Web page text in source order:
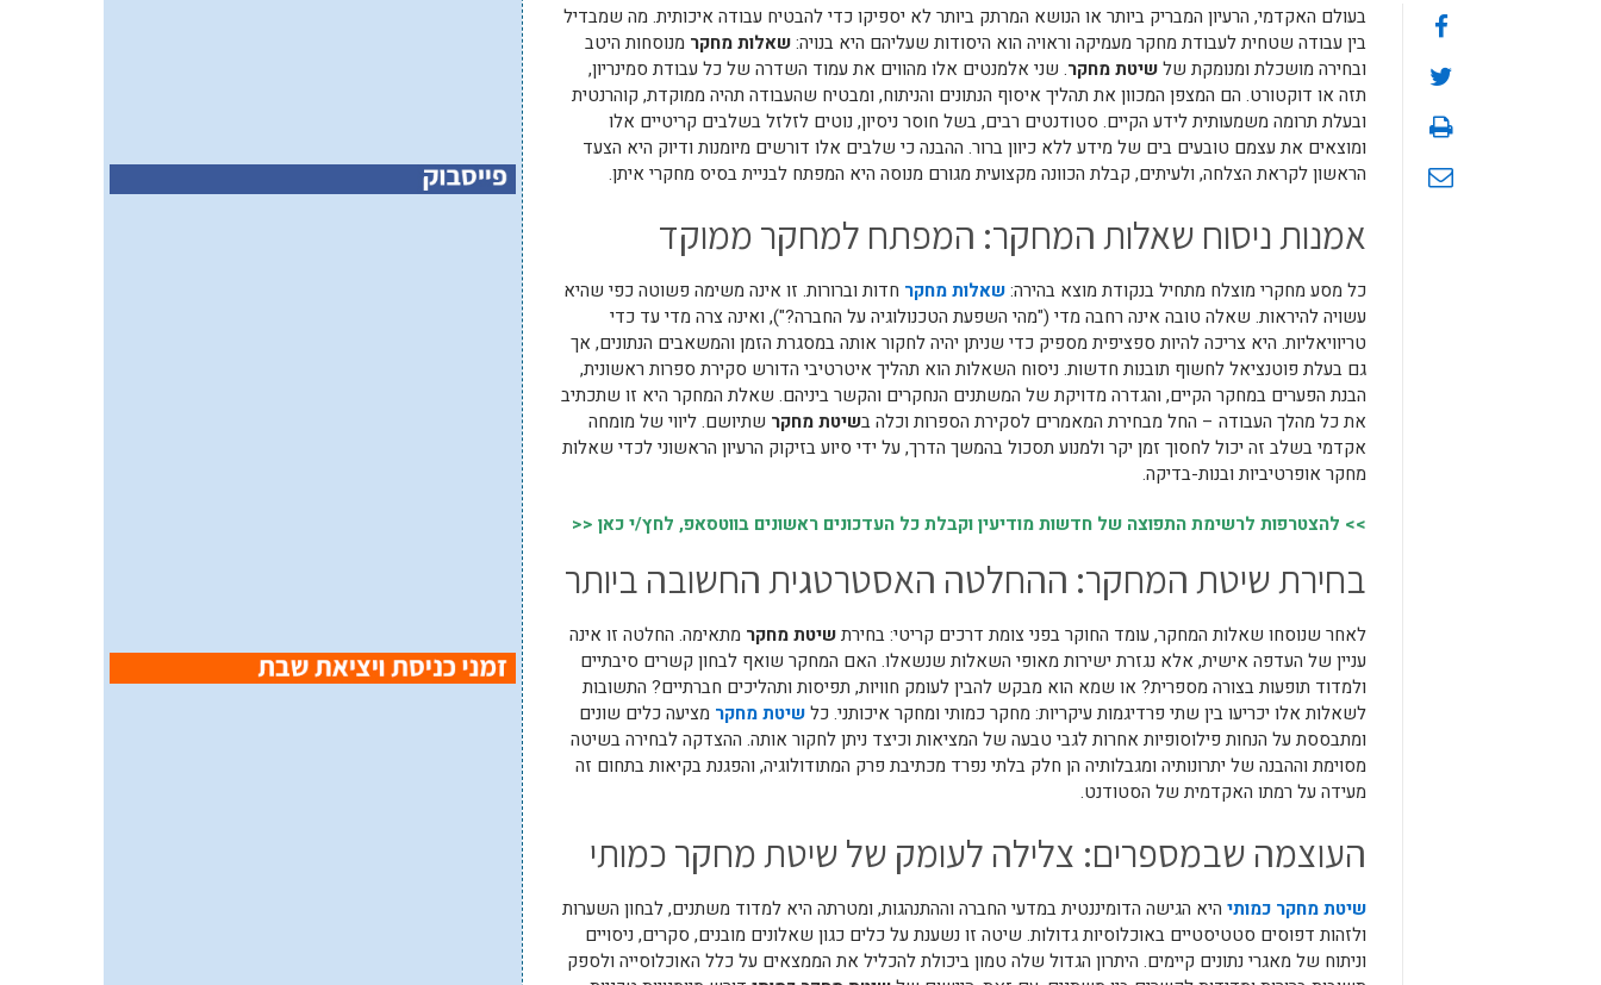
בעולם האקדמי, הרעיון המבריק ביותר או הנושא המרתק ביותר לא יספיקו כדי להבטיח עבודה איכותית. מה שמבדיל
בין עבודה שטחית לעבודת מחקר מעמיקה וראויה הוא היסודות שעליהם היא בנויה:שאלות מחקר מנוסחות היטב
ובחירה מושכלת ומנומקת שלשיטת מחקר. שני אלמנטים אלו מהווים את עמוד השדרה של כל עבודת סמינריון,
תזה או דוקטורט. הם המצפן המכוון את תהליך איסוף הנתונים והניתוח, ומבטיח שהעבודה תהיה ממוקדת, קוהרנטית
ובעלת תרומה משמעותית לידע הקיים. סטודנטים רבים, בשל חוסר ניסיון, נוטים לזלזל בשלבים קריטיים אלו
ומוצאים את עצמם טובעים בים של מידע ללא כיוון ברור. ההבנה כי שלבים אלו דורשים מיומנות ודיוק היא הצעד
הראשון לקראת הצלחה, ולעיתים, קבלת הכוונה מקצועית מגורם מנוסה היא המפתח לבניית בסיס מחקרי איתן.
אמנות ניסוח שאלות המחקר: המפתח למחקר ממוקד
כל מסע מחקרי מוצלח מתחיל בנקודת מוצא בהירה:שאלות מחקר חדות וברורות. זו אינה משימה פשוטה כפי שהיא
עשויה להיראות. שאלה טובה אינה רחבה מדי ("מהי השפעת הטכנולוגיה על החברה?"), ואינה צרה מדי עד כדי
טריוויאליות. היא צריכה להיות ספציפית מספיק כדי שניתן יהיה לחקור אותה במסגרת הזמן והמשאבים הנתונים, אך
גם בעלת פוטנציאל לחשוף תובנות חדשות. ניסוח השאלות הוא תהליך איטרטיבי הדורש סקירת ספרות ראשונית,
הבנת הפערים במחקר הקיים, והגדרה מדויקת של המשתנים הנחקרים והקשר ביניהם. שאלת המחקר היא זו שתכתיב
את כל מהלך העבודה – החל מבחירת המאמרים לסקירת הספרות וכלה בשיטת מחקר שתיושם. ליווי של מומחה
אקדמי בשלב זה יכול לחסוך זמן יקר ולמנוע תסכול בהמשך הדרך, על ידי סיוע בזיקוק הרעיון הראשוני לכדי שאלות
מחקר אופרטיביות ובנות-בדיקה.
>> להצטרפות לרשימת התפוצה של חדשות מודיעין וקבלת כל העדכונים ראשונים בווטסאפ, לחץ/י כאן <<
בחירת שיטת המחקר: ההחלטה האסטרטגית החשובה ביותר
לאחר שנוסחו שאלות המחקר, עומד החוקר בפני צומת דרכים קריטי: בחירתשיטת מחקר מתאימה. החלטה זו אינה
עניין של העדפה אישית, אלא נגזרת ישירות מאופי השאלות שנשאלו. האם המחקר שואף לבחון קשרים סיבתיים
ולמדוד תופעות בצורה מספרית? או שמא הוא מבקש להבין לעומק חוויות, תפיסות ותהליכים חברתיים? התשובות
לשאלות אלו יכריעו בין שתי פרדיגמות עיקריות: מחקר כמותי ומחקר איכותני. כלשיטת מחקר מציעה כלים שונים
ומתבססת על הנחות פילוסופיות אחרות לגבי טבעה של המציאות וכיצד ניתן לחקור אותה. ההצדקה לבחירה בשיטה
מסוימת וההבנה של יתרונותיה ומגבלותיה הן חלק בלתי נפרד מכתיבת פרק המתודולוגיה, והפגנת בקיאות בתחום זה
מעידה על רמתו האקדמית של הסטודנט.
העוצמה שבמספרים: צלילה לעומק של שיטת מחקר כמותי
שיטת מחקר כמותי היא הגישה הדומיננטית במדעי החברה וההתנהגות, ומטרתה היא למדוד משתנים, לבחון השערות
ולזהות דפוסים סטטיסטיים באוכלוסיות גדולות. שיטה זו נשענת על כלים כגון שאלונים מובנים, סקרים, ניסויים
וניתוח של מאגרי נתונים קיימים. היתרון הגדול שלה טמון ביכולת להכליל את הממצאים על כלל האוכלוסייה ולספק